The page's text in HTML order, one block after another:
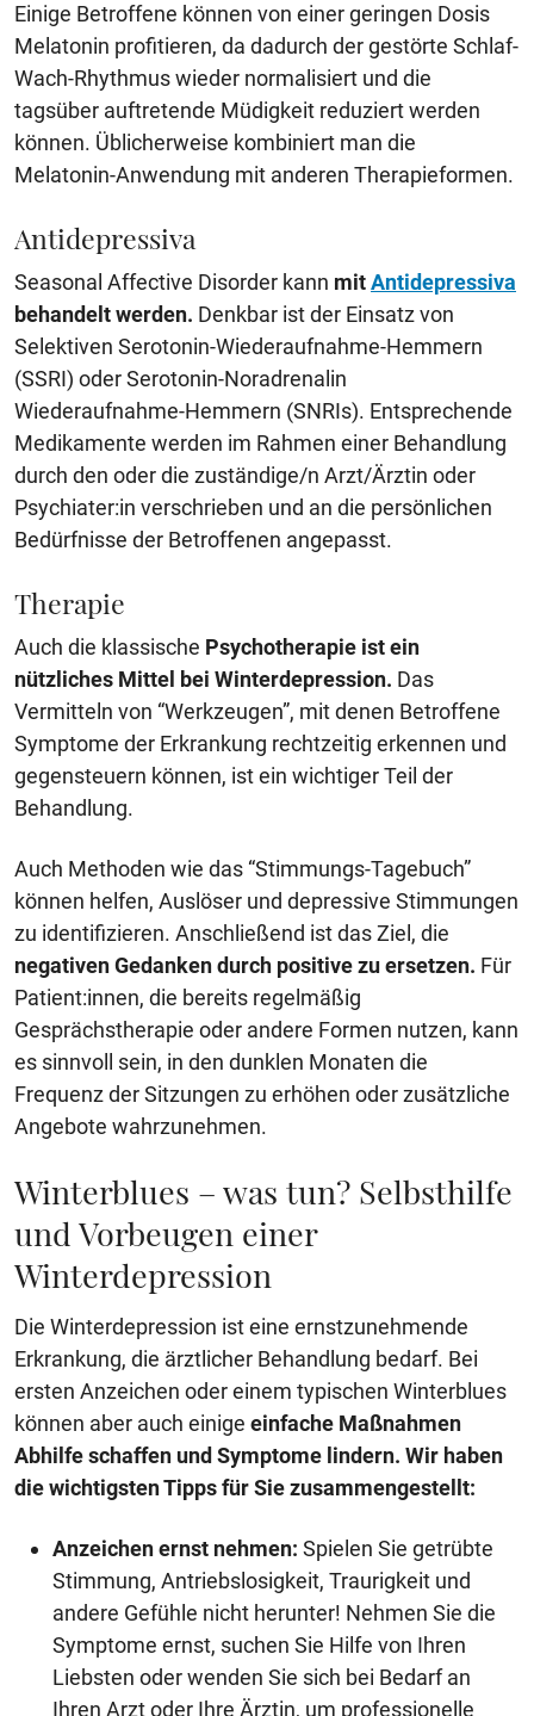
Einige Betroffene können von einer geringen Dosis
Melatonin profitieren, da dadurch der gestörte Schlaf-
Wach-Rhythmus wieder normalisiert und die
tagsüber auftretende Müdigkeit reduziert werden
können. Üblicherweise kombiniert man die
Melatonin-Anwendung mit anderen Therapieformen.
Antidepressiva
Seasonal Affective Disorder kann mitAntidepressiva
behandelt werden. Denkbar ist der Einsatz von
Selektiven Serotonin-Wiederaufnahme-Hemmern
(SSRI) oder Serotonin-Noradrenalin
Wiederaufnahme-Hemmern (SNRIs). Entsprechende
Medikamente werden im Rahmen einer Behandlung
durch den oder die zuständige/n Arzt/Ärztin oder
Psychiater:in verschrieben und an die persönlichen
Bedürfnisse der Betroffenen angepasst.
Therapie
Auch die klassische Psychotherapie ist ein
nützliches Mittel bei Winterdepression. Das
Vermitteln von “Werkzeugen”, mit denen Betroffene
Symptome der Erkrankung rechtzeitig erkennen und
gegensteuern können, ist ein wichtiger Teil der
Behandlung.
Auch Methoden wie das “Stimmungs-Tagebuch”
können helfen, Auslöser und depressive Stimmungen
zu identifizieren. Anschließend ist das Ziel, die
negativen Gedanken durch positive zu ersetzen. Für
Patient:innen, die bereits regelmäßig
Gesprächstherapie oder andere Formen nutzen, kann
es sinnvoll sein, in den dunklen Monaten die
Frequenz der Sitzungen zu erhöhen oder zusätzliche
Angebote wahrzunehmen.
Winterblues – was tun? Selbsthilfe
und Vorbeugen einer
Winterdepression
Die Winterdepression ist eine ernstzunehmende
Erkrankung, die ärztlicher Behandlung bedarf. Bei
ersten Anzeichen oder einem typischen Winterblues
können aber auch einige einfache Maßnahmen
Abhilfe schaffen und Symptome lindern. Wir haben
die wichtigsten Tipps für Sie zusammengestellt:
Anzeichen ernst nehmen: Spielen Sie getrübte
Stimmung, Antriebslosigkeit, Traurigkeit und
andere Gefühle nicht herunter! Nehmen Sie die
Symptome ernst, suchen Sie Hilfe von Ihren
Liebsten oder wenden Sie sich bei Bedarf an
Ihren Arzt oder Ihre Ärztin, um professionelle